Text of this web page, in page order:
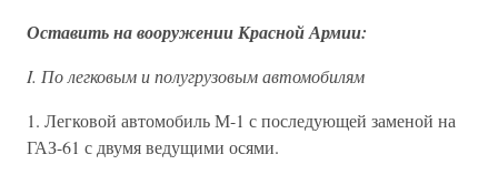
Оставить на вооружении Красной Армии:
I. По легковым и полугрузовым автомобилям
1. Легковой автомобиль М-1 с последующей заменой на
ГАЗ-61 с двумя ведущими осями.